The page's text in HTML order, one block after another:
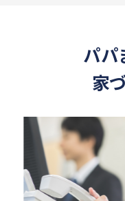
パパ
家